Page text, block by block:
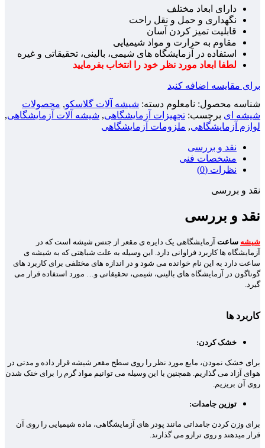
دارای ابعاد مختلف
نگهداری و حمل و نقل راحت
قابلیت تمیز کردن آسان
مقاوم به حرارت و مواد شیمیایی
استفاده در آزمایشگاه های شیمی، بالینی، تحقیقاتی و غیره
لطفا ابعاد مورد نظر خود را انتخاب بفرمایید
برای مقایسه اضافه کنید
شناسه محصول: نامعلوم دسته: شیشه آلات گلاسکو, محصولات
شیشه ای برچسب: تجهیزات آزمایشگاهی, شیشه آلات آزمایشگاهی,
لوازم آزمایشگاهی, ملزومات آزمایشگاهی
نقد و بررسی
مشخصات فنی
نظرات (0)
نقد و بررسی
نقد و بررسی
شیشه ساعت آزمایشگاهی یک دایره ی مقعر از جنس شیشه است که در
آزمایشگاه ها کاربرد فراوانی دارد. این وسیله به علت شباهتی که به شیشه ی
ساعت دارد به این نام خوانده می شود و در اندازه های مختلفی برای کاربرد های
گوناگون در آزمایشگاه های بالینی، شیمی، تحقیقاتی و… مورد استفاده قرار می
گیرد.
کاربرد ها
خشک کردن:
برای خشک نمودن، مایع مورد نظر را روی سطح مقعر شیشه قرار داده و مدتی در
هوای آزاد می گذاریم. همچنین با این وسیله می توانیم مواد گرم را برای خنک شدن
روی آن بریزیم.
توزین جامدات:
برای وزن کردن جامداتی مانند پودر های آزمایشگاهی، ماده شیمیایی را روی آن
قرار میدهند و روی ترازو می گذارند.